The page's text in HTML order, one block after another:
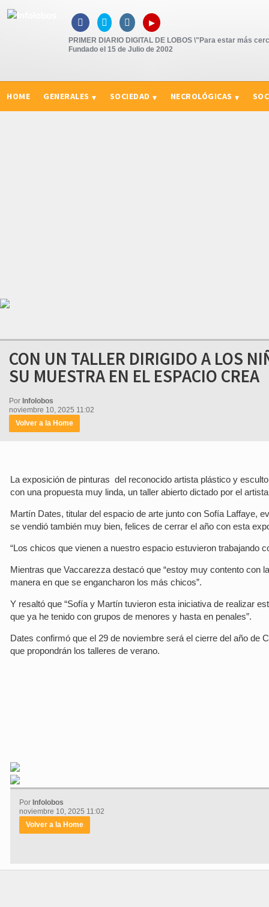
   ▸
PRIMER DIARIO DIGITAL DE LOBOS \"Para estar más
Fundado el 15 de Julio de 2002
HOME GENERALES SOCIEDAD NECROLÓGICAS
CON UN TALLER DIRIGIDO A LOS
SU MUESTRA EN EL ESPACIO CREA
Por Infolobos
noviembre 10, 2025 11:02
Volver a la Home
La exposición de pinturas del reconocido artista plástico y
con una propuesta muy linda, un taller abierto dictado por el
Martín Dates, titular del espacio de arte junto con Sofía Laffaye,
se vendió también muy bien, felices de cerrar el año con esta
“Los chicos que vienen a nuestro espacio estuvieron trabajando
Mientras que Vaccarezza destacó que “estoy muy contento con
manera en que se engancharon los más chicos”.
Y resaltó que “Sofía y Martín tuvieron esta iniciativa de realizar
que ya he tenido con grupos de menores y hasta en penales”.
Dates confirmó que el 29 de noviembre será el cierre del año de
que propondrán los talleres de verano.
Por Infolobos
noviembre 10, 2025 11:02
Volver a la Home